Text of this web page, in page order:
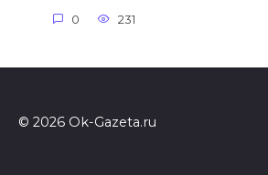
0 231
© 2026 Ok-Gazeta.ru